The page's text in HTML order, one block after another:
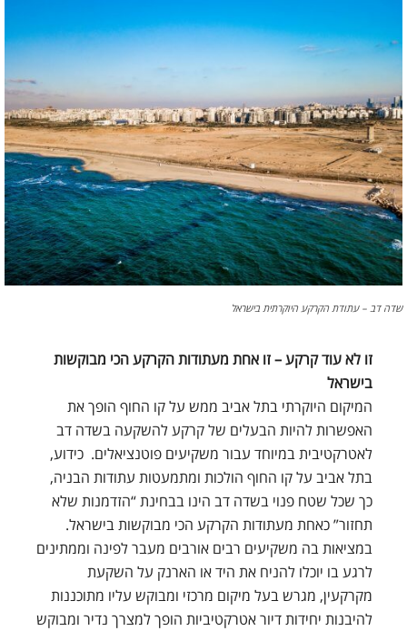
שדה דב – עתודת הקרקע היוקרתית בישראל
זו לא עוד קרקע – זו אחת מעתודות הקרקע הכי מבוקשות
בישראל
המיקום היוקרתי בתל אביב ממש על קו החוף הופך את
האפשרות להיות הבעלים של קרקע להשקעה בשדה דב
לאטרקטיבית במיוחד עבור משקיעים פוטנציאלים. כידוע,
בתל אביב על קו החוף הולכות ומתמעטות עתודות הבניה,
כך שכל שטח פנוי בשדה דב הינו בבחינת “הזדמנות שלא
תחזור” כאחת מעתודות הקרקע הכי מבוקשות בישראל.
במציאות בה משקיעים רבים אורבים מעבר לפינה וממתינים
לרגע בו יוכלו להניח את היד או הארנק על השקעת
מקרקעין, מגרש בעל מיקום מרכזי ומבוקש עליו מתוכננות
להיבנות יחידות דיור אטרקטיביות הופך למצרך נדיר ומבוקש